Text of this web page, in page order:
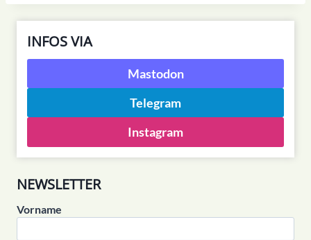
INFOS VIA
Mastodon
Telegram
Instagram
NEWSLETTER
Vorname